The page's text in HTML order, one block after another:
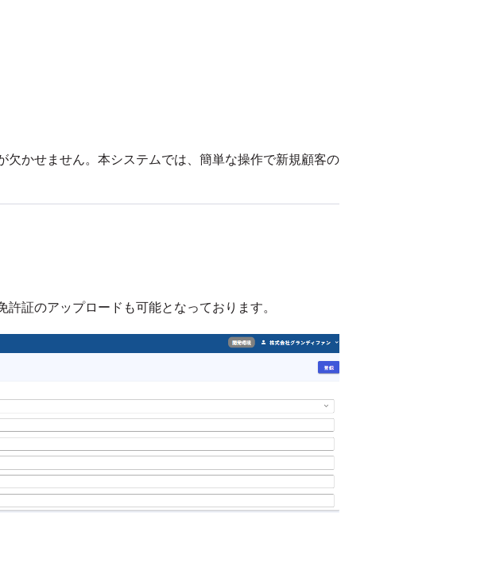
かせません。本システムでは、簡単な操作で新規顧客の
証のアップロードも可能となっております。